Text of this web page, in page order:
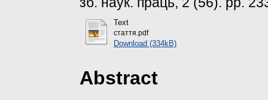
Text
стаття.pdf
Download (334kB)
Abstract